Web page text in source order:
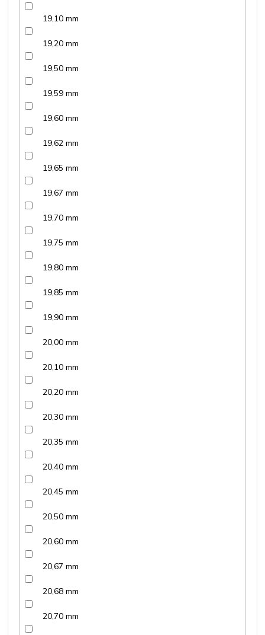
19,10 mm
19,20 mm
19,50 mm
19,59 mm
19,60 mm
19,62 mm
19,65 mm
19,67 mm
19,70 mm
19,75 mm
19,80 mm
19,85 mm
19,90 mm
20,00 mm
20,10 mm
20,20 mm
20,30 mm
20,35 mm
20,40 mm
20,45 mm
20,50 mm
20,60 mm
20,67 mm
20,68 mm
20,70 mm